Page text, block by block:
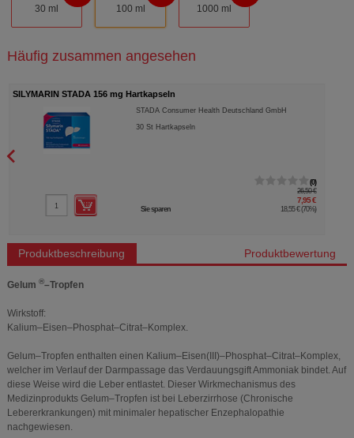
30 ml 100 ml 1000 ml
Häufig zusammen angesehen
SILYMARIN STADA 156 mg Hartkapseln
STADA Consumer Health Deutschland GmbH
30St Hartkapseln
0
26,50 €
7,95 €
Sie sparen 18,55 € (70%)
Produktbeschreibung Produktbewertung
Gelum ®–Tropfen
Wirkstoff:
Kalium–Eisen–Phosphat–Citrat–Komplex.
Gelum–Tropfen enthalten einen Kalium–Eisen(III)–Phosphat–Citrat–Komplex,
welcher im Verlauf der Darmpassage das Verdauungsgift Ammoniak bindet. Auf
diese Weise wird die Leber entlastet. Dieser Wirkmechanismus des
Medizinprodukts Gelum–Tropfen ist bei Leberzirrhose (Chronische
Lebererkrankungen) mit minimaler hepatischer Enzephalopathie
nachgewiesen.